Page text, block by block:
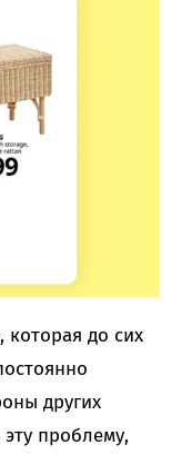
до сих
других
проблему,